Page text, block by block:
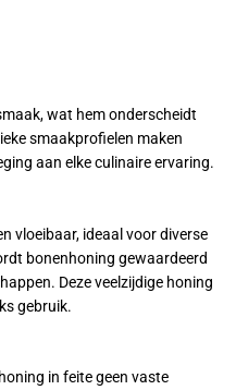
wat hem onderscheidt
smaakprofielen maken
aan elke culinaire ervaring.
vloeibaar, ideaal voor diverse
bonenhoning gewaardeerd
Deze veelzijdige honing
gebruik.
in feite geen vaste